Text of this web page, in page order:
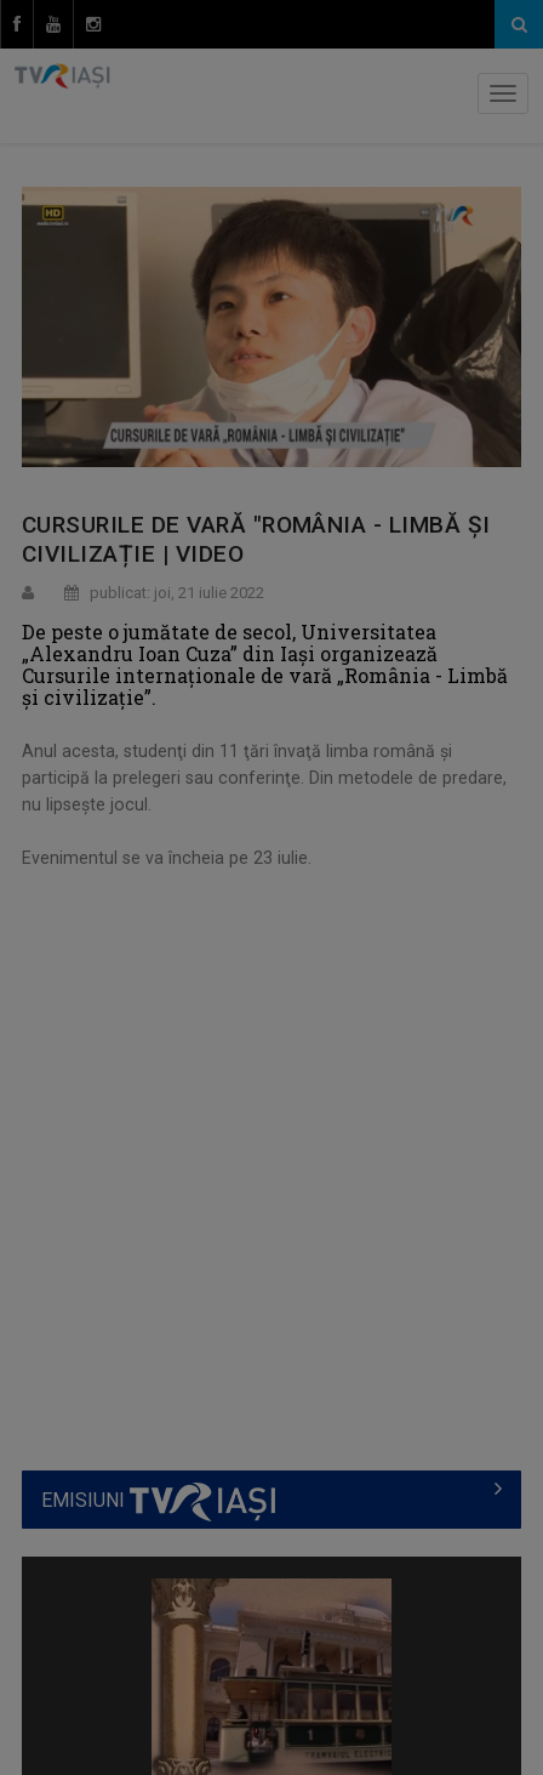
CURSURILE DE VARĂ "ROMÂNIA - LIMBĂ ȘI
CIVILIZAȚIE | VIDEO
publicat: joi, 21 iulie 2022
De peste o jumătate de secol, Universitatea
„Alexandru Ioan Cuza” din Iaşi organizează
Cursurile internaţionale de vară „România - Limbă
şi civilizaţie”.
Anul acesta, studenţi din 11 ţări învaţă limba română şi
participă la prelegeri sau conferinţe. Din metodele de predare,
nu lipseşte jocul.
Evenimentul se va încheia pe 23 iulie.
EMISIUNI
IAȘII MARILOR IUBIRI
Poveşti despre oraşul de odinioară şi cel de ...